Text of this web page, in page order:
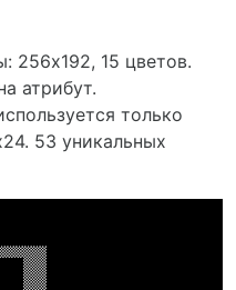
256х192, 15 цветов.
атрибут.
только
53 уникальных